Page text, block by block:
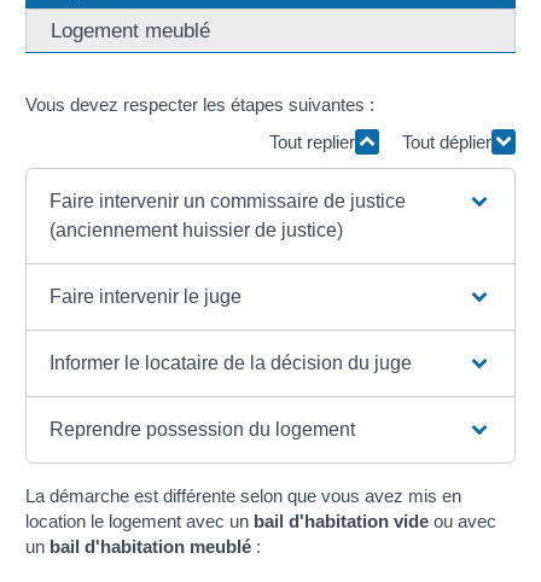
Logement meublé
Vous devez respecter les étapes suivantes :
Tout replier
Tout déplier
Faire intervenir un commissaire de justice
(anciennement huissier de justice)
Faire intervenir le juge
Informer le locataire de la décision du juge
Reprendre possession du logement
La démarche est différente selon que vous avez mis en
location le logement avec un bail d'habitation vide ou avec
un bail d'habitation meublé :